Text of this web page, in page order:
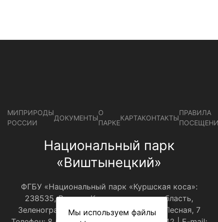
МИПРИРОДЫ
РОССИИ
ДОКУМЕНТЫ
О
ПАРКЕ
КАРТАКОНТАКТЫ
ПРАВИЛА
Национальный парк
«Виштынецкий»
ФГБУ «Национальный парк «Куршская коса»:
238535, Россия, Калининградская область,
Зеленоградский р-н, пос.Рыбачий, ул.Лесная, 7
Мы используем файлы